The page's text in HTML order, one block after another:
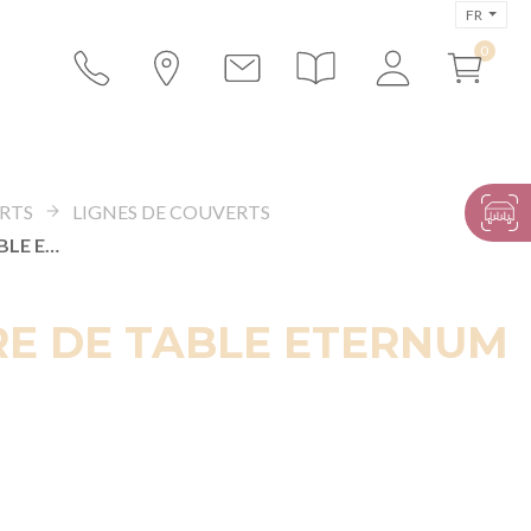
FR
LIGNES DE COUVERTS
CUILLÈRE DE TABLE ETERNUM
DE TABLE ETERNUM